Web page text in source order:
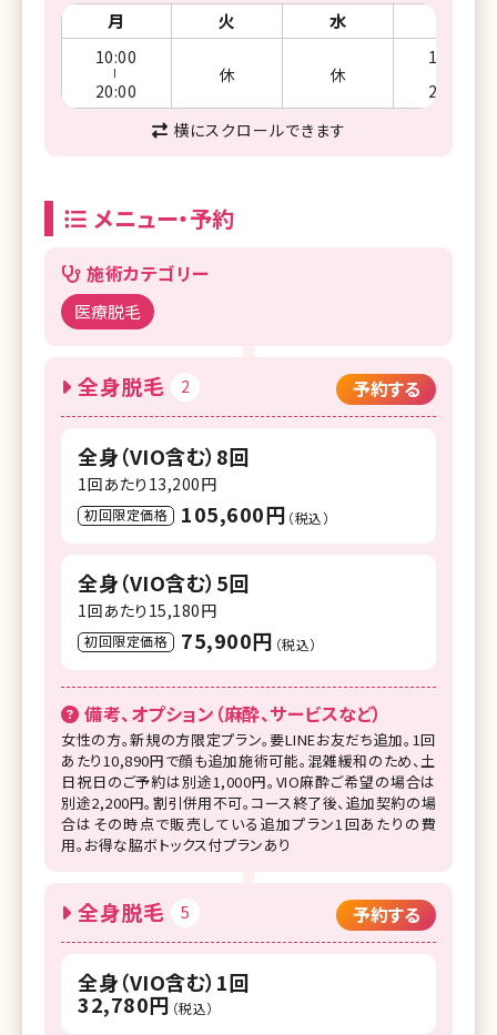
月 火 水
10:00
20:00
休 休
10:00
20:00
横にスクロールできます
メニュー・予約
施術カテゴリー
医療脱毛
全身脱毛 2 予約する
全身（VIO含む）8回
1回あたり13,200円
初回限定価格 105,600円 （税込）
全身（VIO含む）5回
1回あたり15,180円
初回限定価格 75,900円 （税込）
備考、オプション（麻酔、サービスなど）
女性の方。新規の方限定プラン。要LINEお友だち追加。1回
あたり10,890円で顔も追加施術可能。混雑緩和のため、土
日祝日のご予約は別途1,000円。VIO麻酔ご希望の場合は
別途2,200円。割引併用不可。コース終了後、追加契約の場
合はその時点で販売している追加プラン1回あたりの費
用。お得な脇ボトックス付プランあり
全身脱毛 5 予約する
全身（VIO含む）1回
32,780円 （税込）